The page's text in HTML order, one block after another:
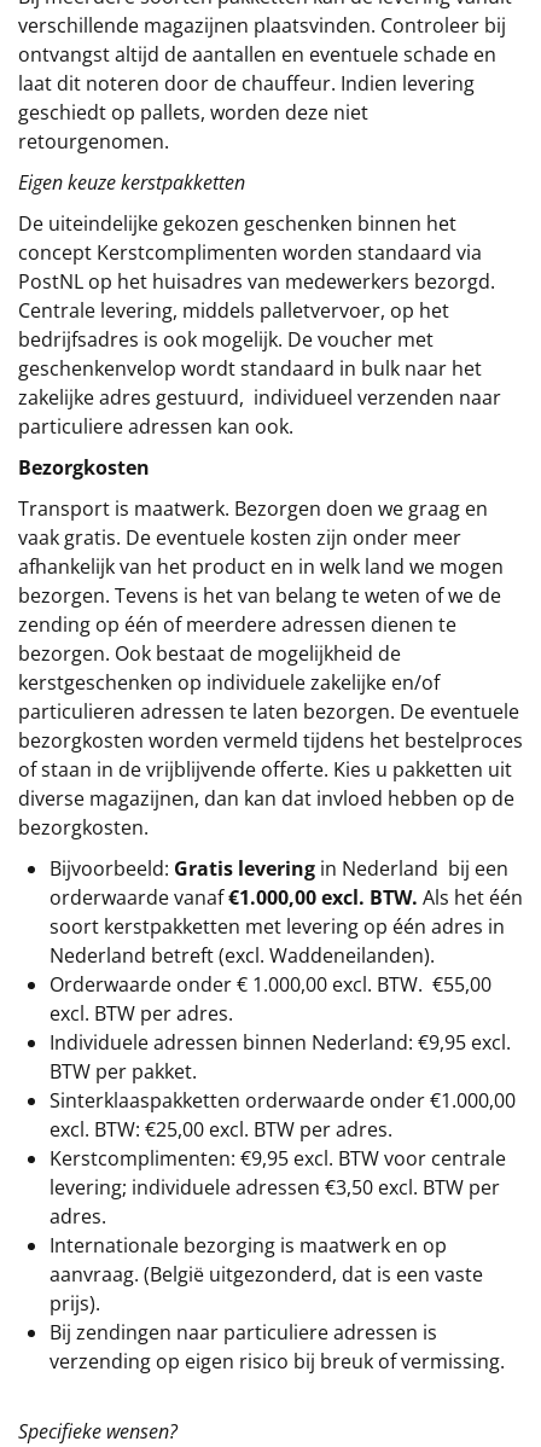
verschillende magazijnen plaatsvinden. Controleer bij
ontvangst altijd de aantallen en eventuele schade en
laat dit noteren door de chauffeur. Indien levering
geschiedt op pallets, worden deze niet
retourgenomen.
Eigen keuze kerstpakketten
De uiteindelijke gekozen geschenken binnen het
concept Kerstcomplimenten worden standaard via
PostNL op het huisadres van medewerkers bezorgd.
Centrale levering, middels palletvervoer, op het
bedrijfsadres is ook mogelijk. De voucher met
geschenkenvelop wordt standaard in bulk naar het
zakelijke adres gestuurd, individueel verzenden naar
particuliere adressen kan ook.
Bezorgkosten
Transport is maatwerk. Bezorgen doen we graag en
vaak gratis. De eventuele kosten zijn onder meer
afhankelijk van het product en in welk land we mogen
bezorgen. Tevens is het van belang te weten of we de
zending op één of meerdere adressen dienen te
bezorgen. Ook bestaat de mogelijkheid de
kerstgeschenken op individuele zakelijke en/of
particulieren adressen te laten bezorgen. De eventuele
bezorgkosten worden vermeld tijdens het bestelproces
of staan in de vrijblijvende offerte. Kies u pakketten uit
diverse magazijnen, dan kan dat invloed hebben op de
bezorgkosten.
Bijvoorbeeld: Gratis levering in Nederland bij een
orderwaarde vanaf€1.000,00 excl. BTW. Als het één
soort kerstpakketten met levering op één adres in
Nederland betreft (excl. Waddeneilanden).
Orderwaarde onder € 1.000,00 excl. BTW. €55,00
excl. BTW per adres.
Individuele adressen binnen Nederland: €9,95 excl.
BTW per pakket.
Sinterklaaspakketten orderwaarde onder €1.000,00
excl. BTW: €25,00 excl. BTW per adres.
Kerstcomplimenten: €9,95 excl. BTW voor centrale
levering; individuele adressen €3,50 excl. BTW per
adres.
Internationale bezorging is maatwerk en op
aanvraag. (België uitgezonderd, dat is een vaste
prijs).
Bij zendingen naar particuliere adressen is
verzending op eigen risico bij breuk of vermissing.
Specifieke wensen?